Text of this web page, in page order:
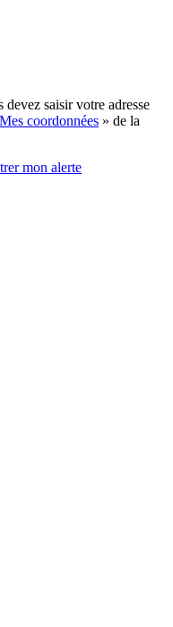
saisir votre adresse
Mes coordonnées » de la
mon alerte